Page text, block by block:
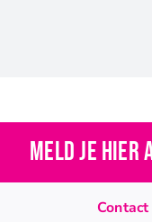
Meld je hier
Contact